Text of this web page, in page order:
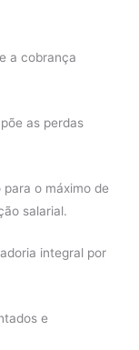
a cobrança
as perdas
o máximo de
salarial.
integral por
e